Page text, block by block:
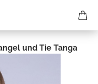
und Tie Tanga